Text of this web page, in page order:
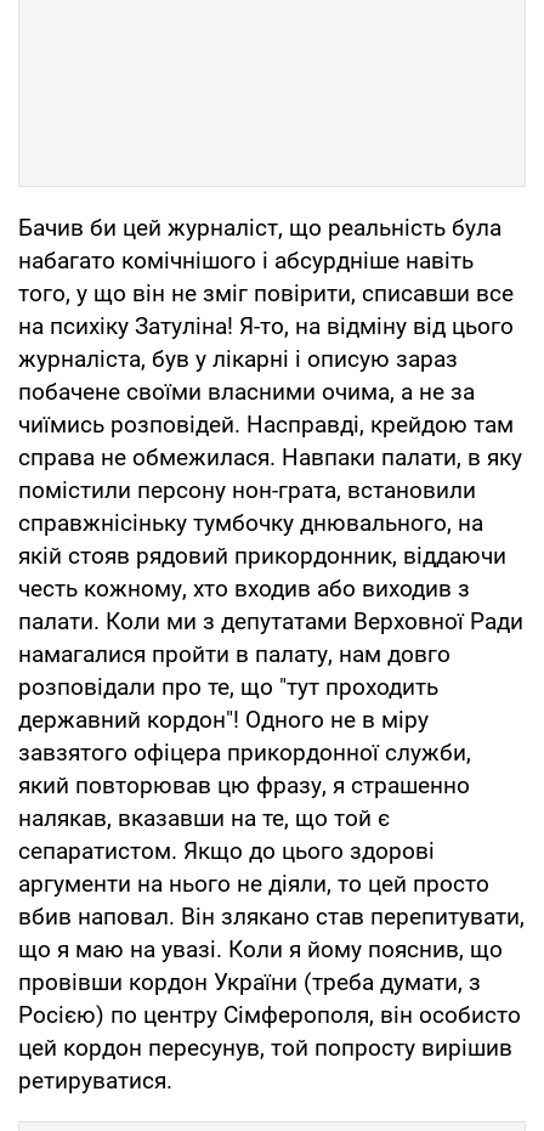
Бачив би цей журналіст, що реальність була
набагато комічнішого і абсурдніше навіть
того, у що він не зміг повірити, списавши все
на психіку Затуліна! Я-то, на відміну від цього
журналіста, був у лікарні і описую зараз
побачене своїми власними очима, а не за
чиїмись розповідей. Насправді, крейдою там
справа не обмежилася. Навпаки палати, в яку
помістили персону нон-грата, встановили
справжнісіньку тумбочку днювального, на
якій стояв рядовий прикордонник, віддаючи
честь кожному, хто входив або виходив з
палати. Коли ми з депутатами Верховної Ради
намагалися пройти в палату, нам довго
розповідали про те, що "тут проходить
державний кордон"! Одного не в міру
завзятого офіцера прикордонної служби,
який повторював цю фразу, я страшенно
налякав, вказавши на те, що той є
сепаратистом. Якщо до цього здорові
аргументи на нього не діяли, то цей просто
вбив наповал. Він злякано став перепитувати,
що я маю на увазі. Коли я йому пояснив, що
провівши кордон України (треба думати, з
Росією) по центру Сімферополя, він особисто
цей кордон пересунув, той попросту вирішив
ретируватися.